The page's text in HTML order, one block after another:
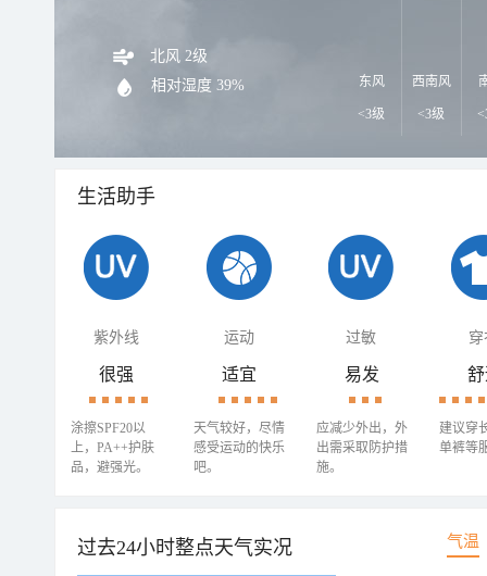
北风 2级
相对湿度 39% 东风
<3级
西南风
<3级
生活助手
紫外线 运动 过敏 穿
很强
涂擦SPF20以
上，PA++护肤
品，避强光。
适宜
天气较好，尽情
感受运动的快乐
吧。
易发
应减少外出，外
出需采取防护措
施。
建议穿
单裤等
过去24小时整点天气实况 气温